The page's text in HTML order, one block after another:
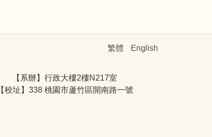
繁體 English
【系辦】行政大樓2樓N217室
【校址】338 桃園市蘆竹區開南路一號